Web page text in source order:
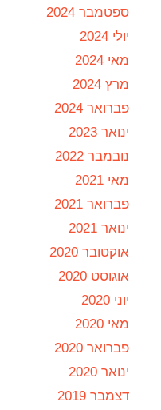
ספטמבר 2024
יולי 2024
מאי 2024
מרץ 2024
פברואר 2024
ינואר 2023
נובמבר 2022
מאי 2021
פברואר 2021
ינואר 2021
אוקטובר 2020
אוגוסט 2020
יוני 2020
מאי 2020
פברואר 2020
ינואר 2020
דצמבר 2019